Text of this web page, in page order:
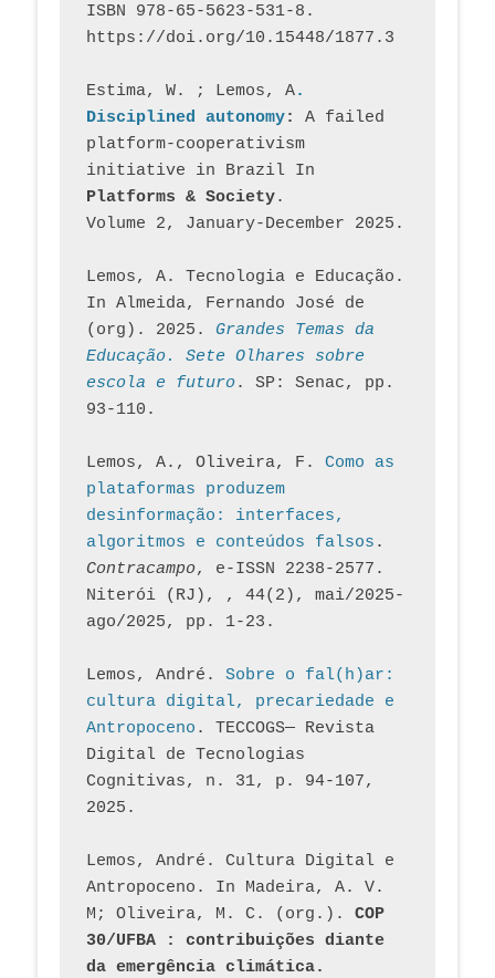
ISBN 978-65-5623-531-8.
https://doi.org/10.15448/1877.3
Estima, W. ; Lemos, A.
Disciplined autonomy: A failed
platform-cooperativism
initiative in Brazil In
Platforms & Society.
Volume 2, January-December 2025.
Lemos, A. Tecnologia e Educação.
In Almeida, Fernando José de
(org). 2025. Grandes Temas da
Educação. Sete Olhares sobre
escola e futuro. SP: Senac, pp.
93-110.
Lemos, A., Oliveira, F. Como as
plataformas produzem
desinformação: interfaces,
algoritmos e conteúdos falsos
Contracampo, e-ISSN 2238-2577.
Niterói (RJ), , 44(2), mai/2025-
ago/2025, pp. 1-23.
Lemos, André. Sobre o fal(h)ar:
cultura digital, precariedade e
Antropoceno . TECCOGS— Revista
Digital de Tecnologias
Cognitivas, n. 31, p. 94-107,
2025.
Lemos, André. Cultura Digital e
Antropoceno. In Madeira, A. V.
M; Oliveira, M. C. (org.). COP
30/UFBA : contribuições diante
da emergência climática.